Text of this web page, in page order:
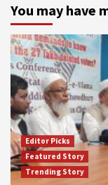
You may have
Editor Picks
Featured Story
Trending Story